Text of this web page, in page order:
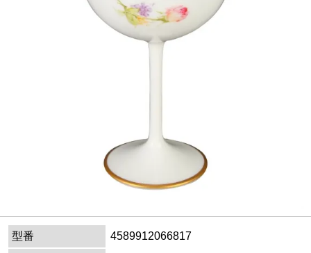
型番
4589912066817